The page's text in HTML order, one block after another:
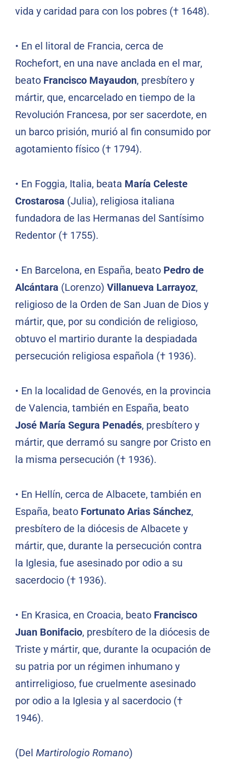
vida y caridad para con los pobres († 1648).
• En el litoral de Francia, cerca de
Rochefort, en una nave anclada en el mar,
beato Francisco Mayaudon, presbítero y
mártir, que, encarcelado en tiempo de la
Revolución Francesa, por ser sacerdote, en
un barco prisión, murió al fin consumido por
agotamiento físico († 1794).
• En Foggia, Italia, beata María Celeste
Crostarosa (Julia), religiosa italiana
fundadora de las Hermanas del Santísimo
Redentor († 1755).
• En Barcelona, en España, beato Pedro de
Alcántara (Lorenzo) Villanueva Larrayoz,
religioso de la Orden de San Juan de Dios y
mártir, que, por su condición de religioso,
obtuvo el martirio durante la despiadada
persecución religiosa española († 1936).
• En la localidad de Genovés, en la provincia
de Valencia, también en España, beato
José María Segura Penadés, presbítero y
mártir, que derramó su sangre por Cristo en
la misma persecución († 1936).
• En Hellín, cerca de Albacete, también en
España, beato Fortunato Arias Sánchez,
presbítero de la diócesis de Albacete y
mártir, que, durante la persecución contra
la Iglesia, fue asesinado por odio a su
sacerdocio († 1936).
• En Krasica, en Croacia, beato Francisco
Juan Bonifacio, presbítero de la diócesis de
Triste y mártir, que, durante la ocupación de
su patria por un régimen inhumano y
antirreligioso, fue cruelmente asesinado
por odio a la Iglesia y al sacerdocio (†
1946).
(Del Martirologio Romano)